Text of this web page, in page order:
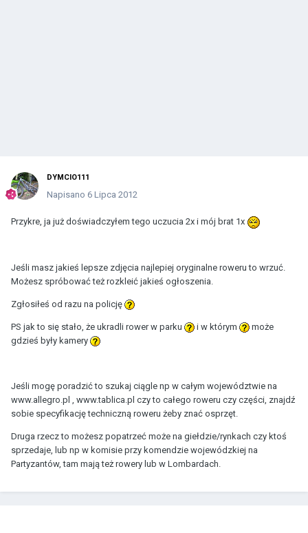
DYMCIO111
Napisano 6 Lipca 2012
Przykre, ja już doświadczyłem tego uczucia 2x i mój brat 1x
Jeśli masz jakieś lepsze zdjęcia najlepiej oryginalne roweru to wrzuć.
Możesz spróbować też rozkleić jakieś ogłoszenia.
Zgłosiłeś od razu na policję
PS jak to się stało, że ukradli rower w parku i w którym
może
gdzieś były kamery
Jeśli mogę poradzić to szukaj ciągle np w całym województwie na
www.allegro.pl , www.tablica.pl czy to całego roweru czy części, znajdź
sobie specyfikację techniczną roweru żeby znać osprzęt.
Druga rzecz to możesz popatrzeć może na giełdzie/rynkach czy ktoś
sprzedaje, lub np w komisie przy komendzie wojewódzkiej na
Partyzantów, tam mają też rowery lub w Lombardach.